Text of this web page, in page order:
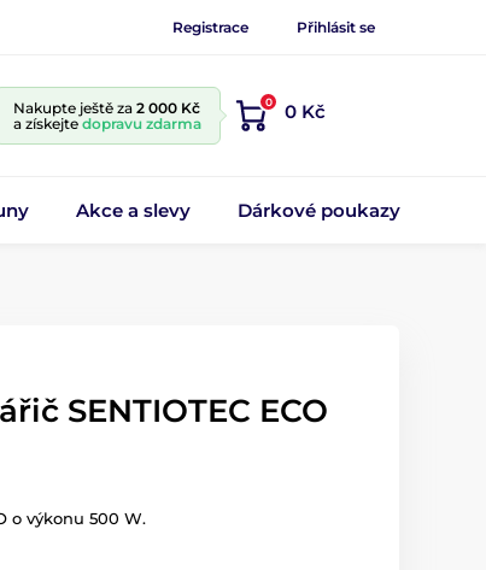
Registrace Přihlásit se
Nakupte ještě za 2 000 Kč
a získejte dopravu zdarma
0 0 Kč
Akce a slevy Dárkové poukazy
SENTIOTEC ECO
o výkonu 500 W.